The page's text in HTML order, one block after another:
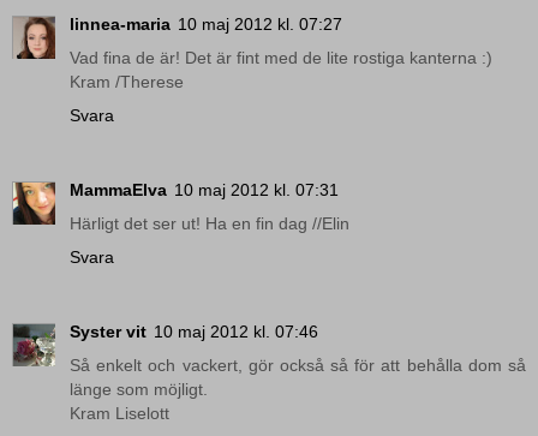
linnea-maria 10 maj 2012 kl. 07:27
Vad fina de är! Det är fint med de lite rostiga kanterna :)
Kram /Therese
Svara
MammaElva 10 maj 2012 kl. 07:31
Härligt det ser ut! Ha en fin dag //Elin
Svara
Syster vit 10 maj 2012 kl. 07:46
Så enkelt och vackert, gör också så för att behålla dom så
länge som möjligt.
Kram Liselott